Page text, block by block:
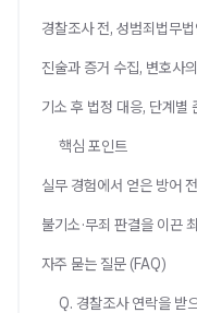
경찰조사 전, 성범죄법무
진술과 증거 수집, 변호사
기소 후 법정 대응, 단계별
핵심 포인트
실무 경험에서 얻은 방어
불기소·무죄 판결을 이끈
자주 묻는 질문 (FAQ)
Q. 경찰조사 연락을 받